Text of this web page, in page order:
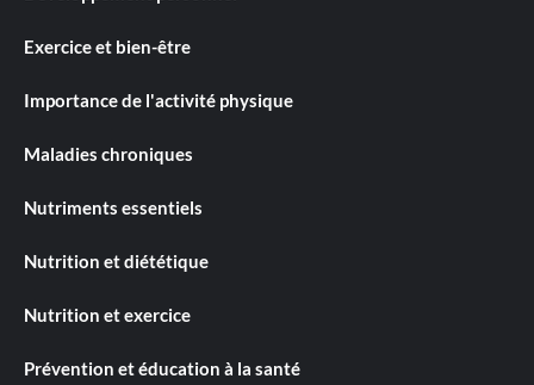
Exercice et bien-être
Importance de l'activité physique
Maladies chroniques
Nutriments essentiels
Nutrition et diététique
Nutrition et exercice
Prévention et éducation à la santé